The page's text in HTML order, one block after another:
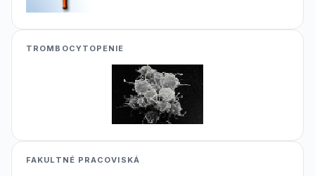
TROMBOCYTOPENIE
FAKULTNÉ PRACOVISKÁ